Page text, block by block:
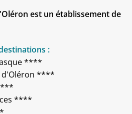
est un établissement de
:
****
d'Oléron ****
****